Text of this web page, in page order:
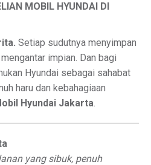
MOBIL HYUNDAI DI
Setiap sudutnya menyimpan
impian. Dan bagi
Hyundai sebagai sahabat
haru dan kebahagiaan
Hyundai Jakarta.
yang sibuk, penuh